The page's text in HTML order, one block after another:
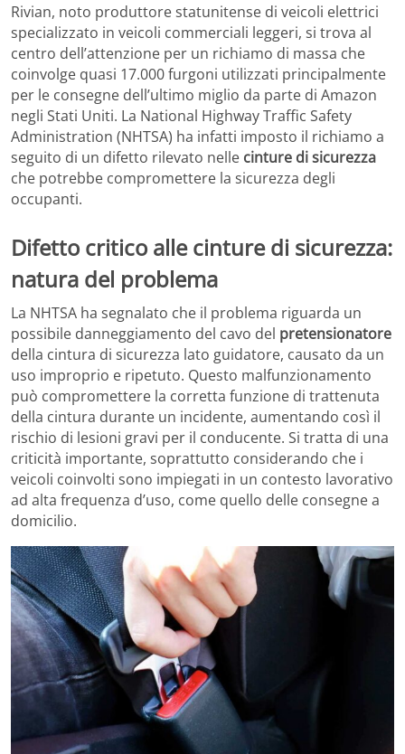
Rivian, noto produttore statunitense di veicoli elettrici
specializzato in veicoli commerciali leggeri, si trova al
centro dell’attenzione per un richiamo di massa che
coinvolge quasi 17.000 furgoni utilizzati principalmente
per le consegne dell’ultimo miglio da parte di Amazon
negli Stati Uniti. La National Highway Traffic Safety
Administration (NHTSA) ha infatti imposto il richiamo a
seguito di un difetto rilevato nelle cinture di sicurezza
che potrebbe compromettere la sicurezza degli
occupanti.
Difetto critico alle cinture di sicurezza:
natura del problema
La NHTSA ha segnalato che il problema riguarda un
possibile danneggiamento del cavo del pretensionatore
della cintura di sicurezza lato guidatore, causato da un
uso improprio e ripetuto. Questo malfunzionamento
può compromettere la corretta funzione di trattenuta
della cintura durante un incidente, aumentando così il
rischio di lesioni gravi per il conducente. Si tratta di una
criticità importante, soprattutto considerando che i
veicoli coinvolti sono impiegati in un contesto lavorativo
ad alta frequenza d’uso, come quello delle consegne a
domicilio.